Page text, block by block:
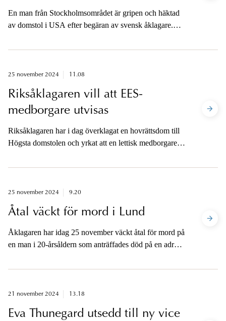
En man från Stockholmsområdet är gripen och häktad
av domstol i USA efter begäran av svensk åklagare.
den 19 november häktad i utevaro av Stockholms
omfattande bedrägeriverksamhet där över 25 personer i
25 november 2024 11.08
Riksåklagaren vill att EES-
medborgare utvisas
Riksåklagaren har i dag överklagat en hovrättsdom till
Högsta domstolen och yrkat att en lettisk medborgare
har begått ett stort antal stölder.
25 november 2024 9.20
Åtal väckt för mord i Lund
Åklagaren har idag 25 november väckt åtal för mord på
en man i 20-årsåldern som anträffades död på en adress
för media i eftermiddag.
21 november 2024 13.18
Eva Thunegard utsedd till ny vice